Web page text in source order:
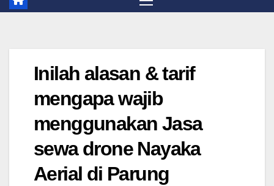
Inilah alasan & tarif
mengapa wajib
menggunakan Jasa
sewa drone Nayaka
Aerial di Parung